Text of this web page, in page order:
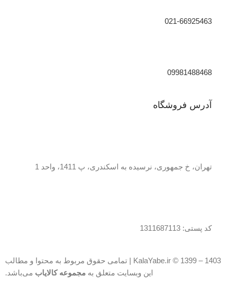
آدرس فروشگاه
تهران، خ جمهوری، نرسیده به اسکندری، پ 1411، واحد 1
کد پستی: 1311687113
021-66925463
09981488468
KalaYabe.ir © 1399 – 1403 | تمامی حقوق مربوط به محتوا و مطالب
این وبسایت متعلق به مجموعه کالایاب می‌باشد.